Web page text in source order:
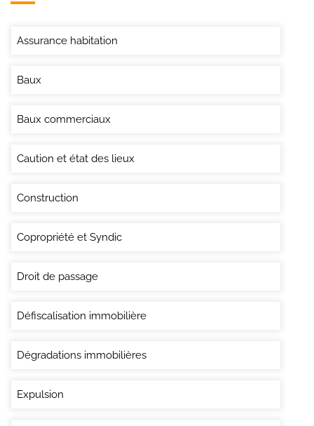
Assurance habitation
Baux
Baux commerciaux
Caution et état des lieux
Construction
Copropriété et Syndic
Droit de passage
Défiscalisation immobilière
Dégradations immobilières
Expulsion